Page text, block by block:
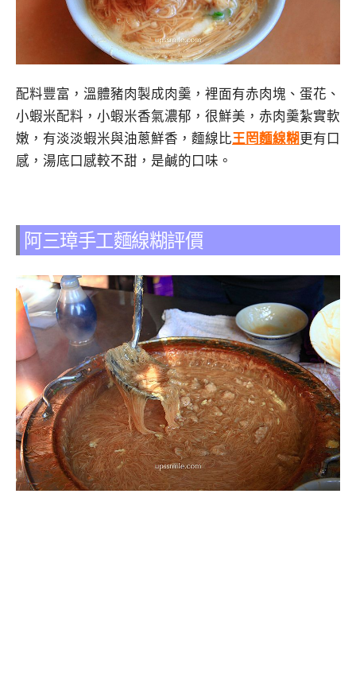
配料豐富，溫體豬肉製成肉羹，裡面有赤肉塊、蛋花、
小蝦米配料，小蝦米香氣濃郁，很鮮美，赤肉羹紮實軟
嫩，有淡淡蝦米與油蔥鮮香，麵線比王罔麵線糊更有口
感，湯底口感較不甜，是鹹的口味。
阿三璋手工麵線糊評價